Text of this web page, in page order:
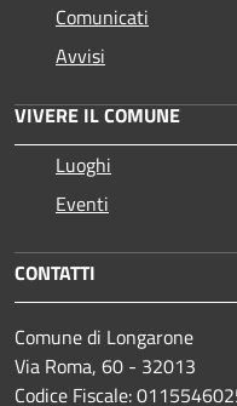
Comunicati
Avvisi
VIVERE IL COMUNE
Luoghi
Eventi
CONTATTI
Comune di Longarone
Via Roma, 60 - 32013
Codice Fiscale: